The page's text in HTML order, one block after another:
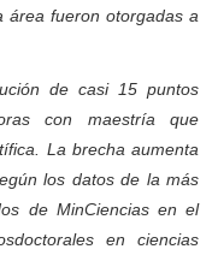
área fueron otorgadas a
de casi 15 puntos
con maestría que
La brecha aumenta
los datos de la más
de MinCiencias en el
en ciencias